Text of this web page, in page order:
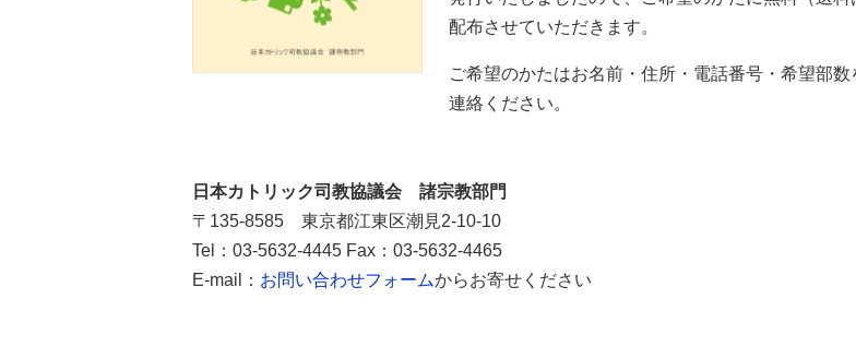
配布させていただきます。
ご希望のかたはお名前・住所・電話番号・希望部
連絡ください。
日本カトリック司教協議会 諸宗教部門
〒135-8585 東京都江東区潮見2-10-10
Tel：03-5632-4445 Fax：03-5632-4465
E-mail： お問い合わせフォームからお寄せください